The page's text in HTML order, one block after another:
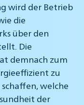
wird der Betrieb
die
über den
Die
demnach zum
zu
welche
der